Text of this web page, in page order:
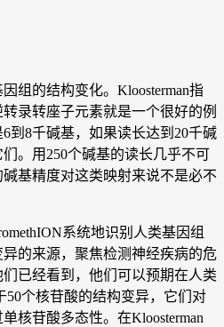
组的结构变化。Kloosterman指
录转座子元素就是一个很好的例
到8千碱基，如果读长达到20千碱
。用250个碱基的读长几乎不可
基精度对这类映射来说不是必不
系统地识别人类基因组
的来源，聚焦检测神经疾病的危
们已经看到，他们可以预期在人类
50个核苷酸的结构变异，它们对
核苷酸多态性。在Kloosterman